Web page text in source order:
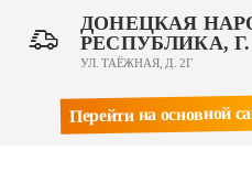
ДОНЕЦКАЯ
РЕСПУБЛИКА,
УЛ. ТАЁЖНАЯ, Д. 2Г
Перейти на основной